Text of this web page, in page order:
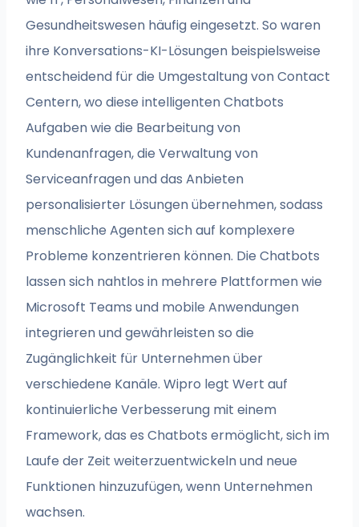
Gesundheitswesen häufig eingesetzt. So waren
ihre Konversations-KI-Lösungen beispielsweise
entscheidend für die Umgestaltung von Contact
Centern, wo diese intelligenten Chatbots
Aufgaben wie die Bearbeitung von
Kundenanfragen, die Verwaltung von
Serviceanfragen und das Anbieten
personalisierter Lösungen übernehmen, sodass
menschliche Agenten sich auf komplexere
Probleme konzentrieren können. Die Chatbots
lassen sich nahtlos in mehrere Plattformen wie
Microsoft Teams und mobile Anwendungen
integrieren und gewährleisten so die
Zugänglichkeit für Unternehmen über
verschiedene Kanäle. Wipro legt Wert auf
kontinuierliche Verbesserung mit einem
Framework, das es Chatbots ermöglicht, sich im
Laufe der Zeit weiterzuentwickeln und neue
Funktionen hinzuzufügen, wenn Unternehmen
wachsen.